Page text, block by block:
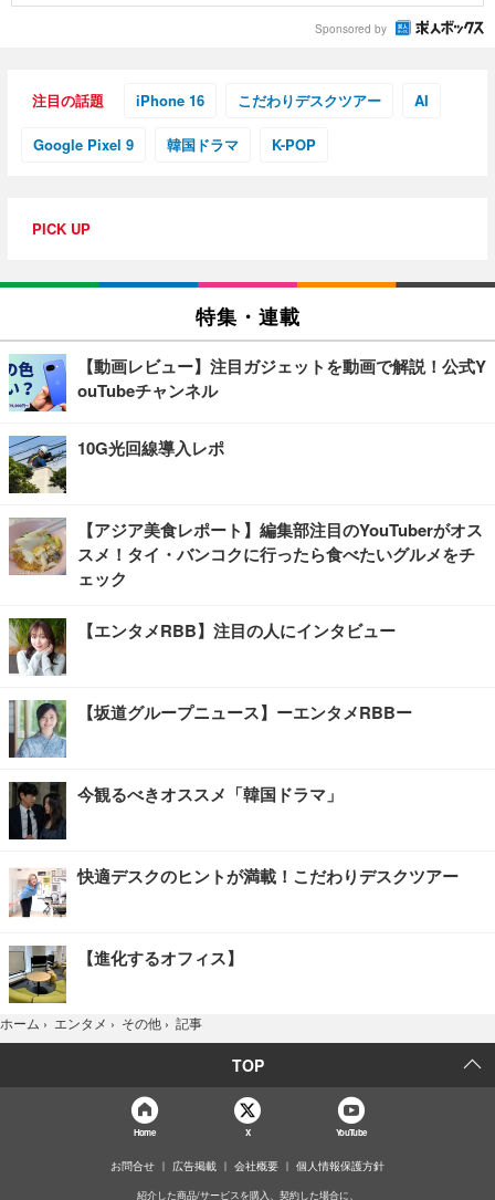
Sponsored by
注目の話題 iPhone 16 こだわりデスクツアー AI
Google Pixel 9 韓国ドラマ K-POP
PICK UP
特集・連載
【動画レビュー】注目ガジェットを動画で解説！公式Y
ouTubeチャンネル
10G光回線導入レポ
【アジア美食レポート】編集部注目のYouTuberがオス
スメ！タイ・バンコクに行ったら食べたいグルメをチ
ェック
【エンタメRBB】注目の人にインタビュー
【坂道グループニュース】ーエンタメRBBー
今観るべきオススメ「韓国ドラマ」
快適デスクのヒントが満載！こだわりデスクツアー
【進化するオフィス】
ホーム › エンタメ › その他 › 記事
TOP
Home X YouTube
お問合せ 広告掲載 会社概要 個人情報保護方針
紹介した商品/サービスを購入、契約した場合に、